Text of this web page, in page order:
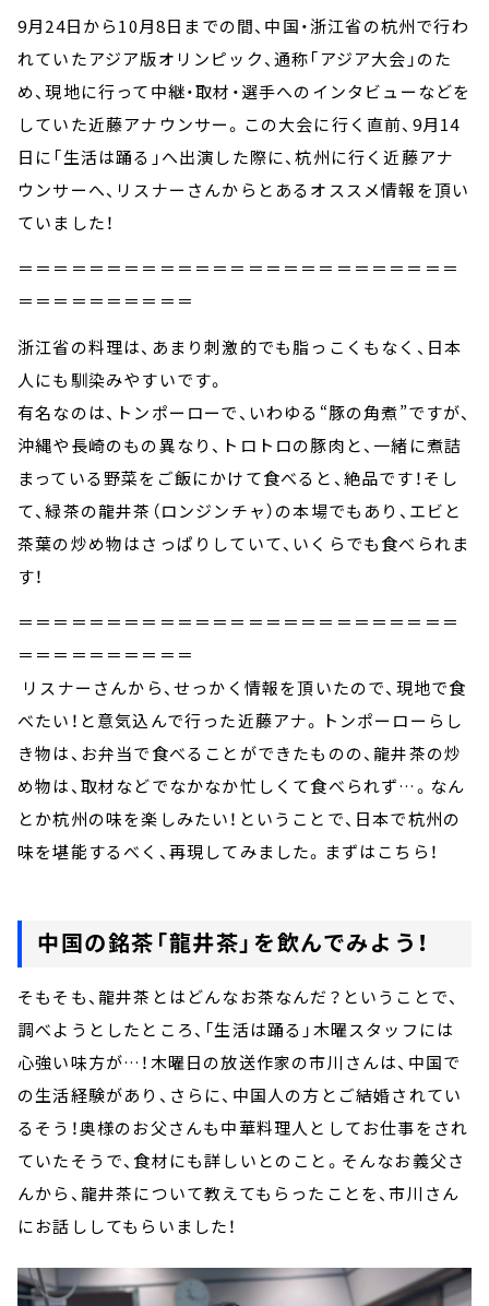
9月24日から10月8日までの間、中国・浙江省の杭州で行わ
れていたアジア版オリンピック、通称「アジア大会」のた
め、現地に行って中継・取材・選手へのインタビューなどを
していた近藤アナウンサー。この大会に行く直前、9月14
日に「生活は踊る」へ出演した際に、杭州に行く近藤アナ
ウンサーへ、リスナーさんからとあるオススメ情報を頂い
ていました！
＝＝＝＝＝＝＝＝＝＝＝＝＝＝＝＝＝＝＝＝＝＝＝＝＝
＝＝＝＝＝＝＝＝＝＝
浙江省の料理は、あまり刺激的でも脂っこくもなく、日本
人にも馴染みやすいです。
有名なのは、トンポーローで、いわゆる“豚の角煮”ですが、
沖縄や長崎のもの異なり、トロトロの豚肉と、一緒に煮詰
まっている野菜をご飯にかけて食べると、絶品です！そし
て、緑茶の龍井茶（ロンジンチャ）の本場でもあり、エビと
茶葉の炒め物はさっぱりしていて、いくらでも食べられま
す！
＝＝＝＝＝＝＝＝＝＝＝＝＝＝＝＝＝＝＝＝＝＝＝＝＝
＝＝＝＝＝＝＝＝＝＝
リスナーさんから、せっかく情報を頂いたので、現地で食
べたい！と意気込んで行った近藤アナ。トンポーローらし
き物は、お弁当で食べることができたものの、龍井茶の炒
め物は、取材などでなかなか忙しくて食べられず…。なん
とか杭州の味を楽しみたい！ということで、日本で杭州の
味を堪能するべく、再現してみました。まずはこちら！
中国の銘茶「龍井茶」を飲んでみよう！
そもそも、龍井茶とはどんなお茶なんだ？ということで、
調べようとしたところ、「生活は踊る」木曜スタッフには
心強い味方が…！木曜日の放送作家の市川さんは、中国で
の生活経験があり、さらに、中国人の方とご結婚されてい
るそう！奥様のお父さんも中華料理人としてお仕事をされ
ていたそうで、食材にも詳しいとのこと。そんなお義父さ
んから、龍井茶について教えてもらったことを、市川さん
にお話ししてもらいました！